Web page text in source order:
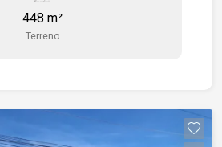
bem localizado!
448 m²
Terreno